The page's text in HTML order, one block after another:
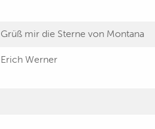
Grüß mir die Sterne von Montana
Erich Werner